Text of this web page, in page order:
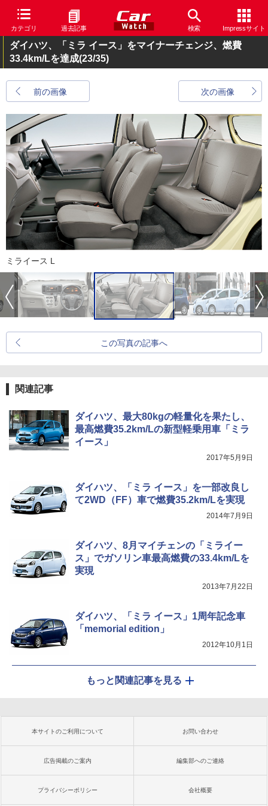
カテゴリ 過去記事 検索 Impressサイト
ダイハツ、「ミラ イース」をマイナーチェンジ、燃費
33.4km/Lを達成(23/35)
前の画像 次の画像
ミライース L
この写真の記事へ
関連記事
ダイハツ、最大80kgの軽量化を果たし、
最高燃費35.2km/Lの新型軽乗用車「ミラ
イース」
2017年5月9日
ダイハツ、「ミラ イース」を一部改良し
て2WD（FF）車で燃費35.2km/Lを実現
2014年7月9日
ダイハツ、8月マイチェンの「ミライー
ス」でガソリン車最高燃費の33.4km/Lを
実現
2013年7月22日
ダイハツ、「ミラ イース」1周年記念車
「memorial edition」
2012年10月1日
もっと関連記事を見る
本サイトのご利用について お問い合わせ
広告掲載のご案内 編集部へのご連絡
プライバシーポリシー 会社概要